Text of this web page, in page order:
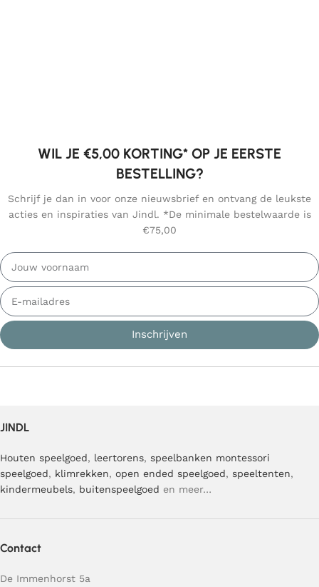
WIL JE €5,00 KORTING* OP JE EERSTE
BESTELLING?
Schrijf je dan in voor onze nieuwsbrief en ontvang de leukste
acties en inspiraties van Jindl. *De minimale bestelwaarde is
€75,00
Inschrijven
JINDL
Houten speelgoed, leertorens, speelbanken montessori
speelgoed, klimrekken, open ended speelgoed, speeltenten,
kindermeubels, buitenspeelgoed en meer…
Contact
De Immenhorst 5a